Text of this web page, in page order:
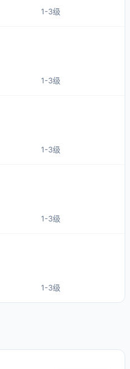
1-3级
1-3级
1-3级
1-3级
1-3级